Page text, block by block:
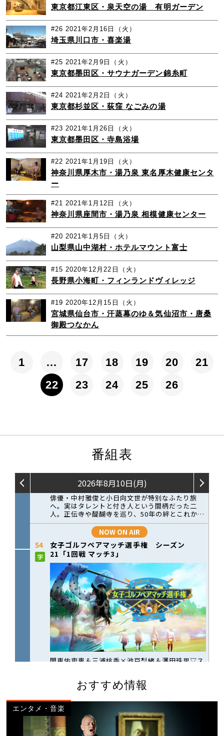
東京都江東区・泉天空の湯 有明ガーデン
#26 2021年2月16日（火）
埼玉県川口市・喜楽湯
#25 2021年2月9日（火）
東京都墨田区・サウナガーデン錦糸町
#24 2021年2月2日（火）
東京都杉並区・荻窪 なごみの湯
#23 2021年1月26日（火）
東京都墨田区・寺島浴場
#22 2021年1月19日（火）
神奈川県厚木市・湯乃泉 東名厚木健康センタ
ー
#21 2021年1月12日（火）
神奈川県座間市・湯乃泉 相模健康センター
#20 2021年1月5日（火）
山梨県山中湖村・ホテルマウント富士
#15 2020年12月22日（火）
長野県小海町・フィンランドヴィレッジ
#19 2020年12月15日（火）
宮城県仙台市・汗蒸幕のゆ＆気仙沼市・唐桑
御殿つなかん
1 … 17 18 19 20
21
22
23 24 25 26
番組表
おすすめ情報
エンタメ・音楽